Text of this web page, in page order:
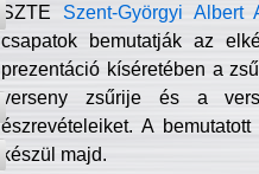
SZTE Szent-Györgyi Albert
csapatok bemutatják az
prezentáció kíséretében a
verseny zsűrije és a
észrevételeiket. A
készül majd.